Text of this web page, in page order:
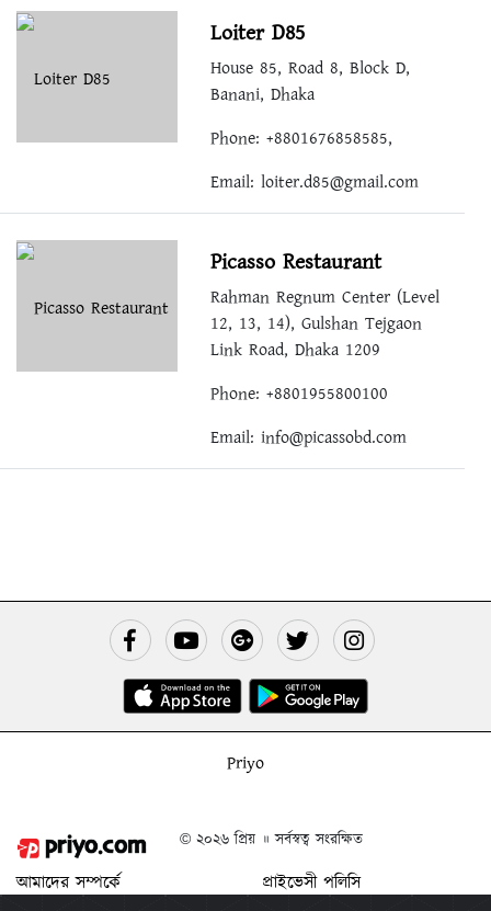
Loiter D85
House 85, Road 8, Block D,
Banani, Dhaka
Phone: +8801676858585,
Email: loiter.d85@gmail.com
Picasso Restaurant
Rahman Regnum Center (Level
12, 13, 14), Gulshan Tejgaon
Link Road, Dhaka 1209
Phone: +8801955800100
Email: info@picassobd.com
Priyo
© ২০২৬ প্রিয় ॥ সর্বস্বত্ব সংরক্ষিত
আমাদের সম্পর্কে
প্রাইভেসী পলিসি